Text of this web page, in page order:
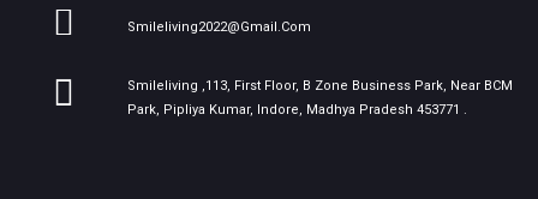
Smileliving2022@gmail.com
Smileliving ,113, First Floor, B Zone Business Park, Near BCM
Park, Pipliya Kumar, Indore, Madhya Pradesh 453771 .